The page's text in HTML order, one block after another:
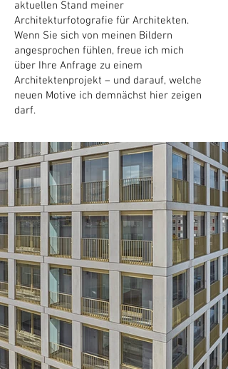
aktuellen Stand meiner
Architekturfotografie für Architekten.
Wenn Sie sich von meinen Bildern
angesprochen fühlen, freue ich mich
über Ihre Anfrage zu einem
Architektenprojekt – und darauf, welche
neuen Motive ich demnächst hier zeigen
darf.